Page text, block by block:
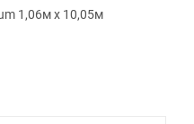
1,06м х 10,05м